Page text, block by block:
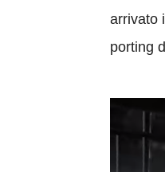
arrivato
porting